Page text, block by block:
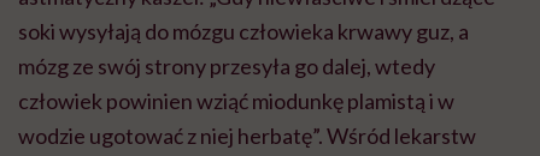
soki wysyłają do mózgu człowieka krwawy guz, a
mózg ze swój strony przesyła go dalej, wtedy
człowiek powinien wziąć miodunkę plamistą i w
wodzie ugotować z niej herbatę”. Wśród lekarstw